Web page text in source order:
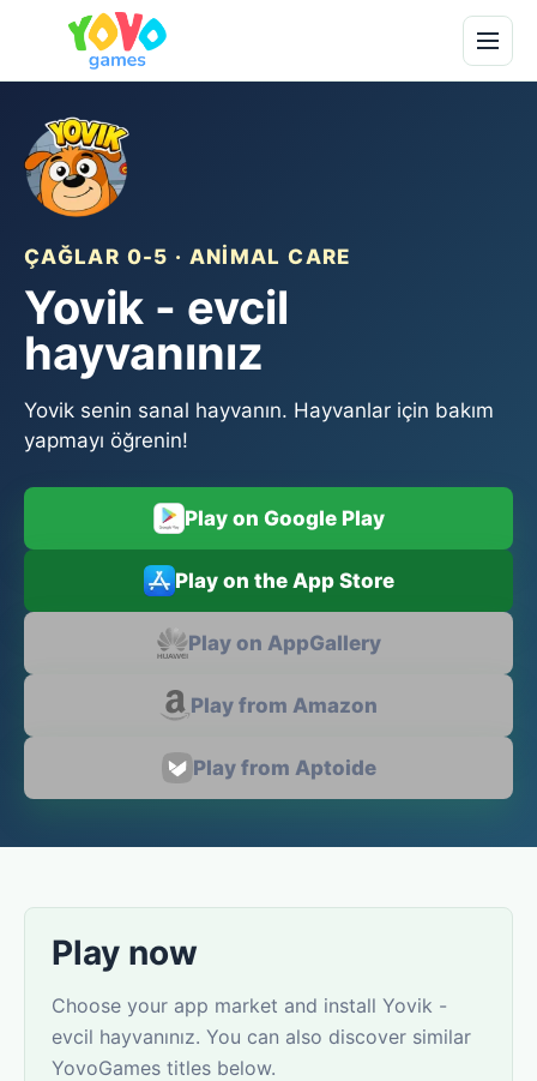
ÇAĞLAR 0-5 · ANIMAL CARE
Yovik - evcil
hayvanınız
Yovik senin sanal hayvanın. Hayvanlar için bakım
yapmayı öğrenin!
Play on Google Play
Play on the App Store
Play on AppGallery
Play from Amazon
Play from Aptoide
Play now
Choose your app market and install Yovik -
evcil hayvanınız. You can also discover similar
YovoGames titles below.